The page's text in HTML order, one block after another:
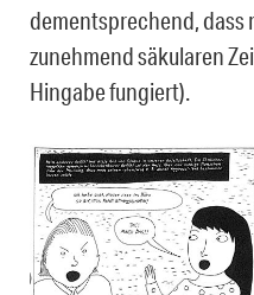
dementsprechend, dass
zunehmend säkularen
Hingabe fungiert).